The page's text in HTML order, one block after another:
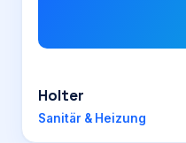
Holter
Sanitär & Heizung